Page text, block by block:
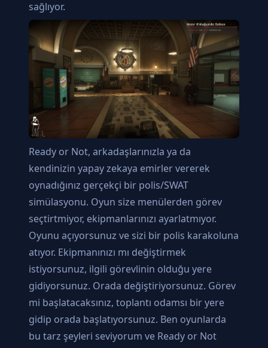
sağlıyor.
Ready or Not, arkadaşlarınızla ya da
kendinizin yapay zekaya emirler vererek
oynadığınız gerçekçi bir polis/SWAT
simülasyonu. Oyun size menülerden görev
seçtirtmiyor, ekipmanlarınızı ayarlatmıyor.
Oyunu açıyorsunuz ve sizi bir polis karakoluna
atıyor. Ekipmanınızı mı değiştirmek
istiyorsunuz, ilgili görevlinin olduğu yere
gidiyorsunuz. Orada değiştiriyorsunuz. Görev
mi başlatacaksınız, toplantı odamsı bir yere
gidip orada başlatıyorsunuz. Ben oyunlarda
bu tarz şeyleri seviyorum ve Ready or Not